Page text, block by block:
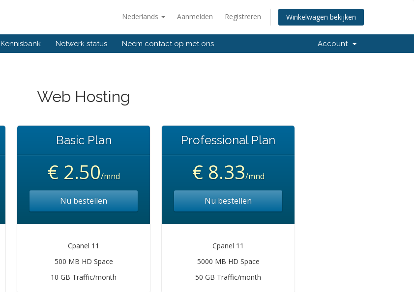
Nederlands Aanmelden Registreren Winkelwagen bekijken
Kennisbank Netwerk status Neem contact op met ons Account
Web Hosting
Basic Plan
€ 2.50/mnd
Nu bestellen
Cpanel 11
500 MB HD Space
10 GB Traffic/month
Professional Plan
€ 8.33/mnd
Nu bestellen
Cpanel 11
5000 MB HD Space
50 GB Traffic/month